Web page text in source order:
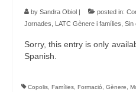
by Sandra Obiol | posted in:
Jornades
LATC Gènere i famílies Sin
Sorry, this entry is only
Spanish.
Copolis Famílies Formació Gènere